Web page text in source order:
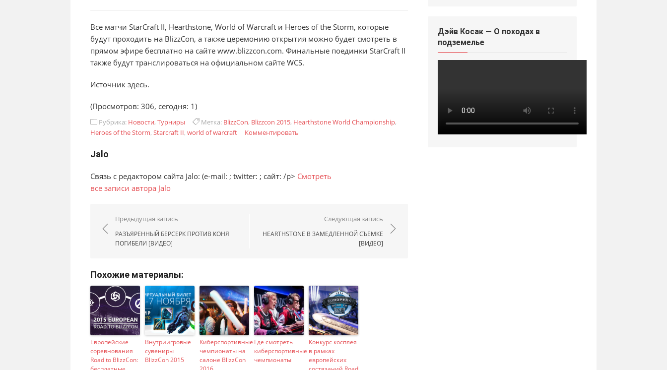
Все матчи StarCraft II, Hearthstone, World of Warcraft и Heroes of the Storm, которые
будут проходить на BlizzCon, а также церемонию открытия можно будет смотреть в
прямом эфире бесплатно на сайте www.blizzcon.com. Финальные поединки StarCraft II
также будут транслироваться на официальном сайте WCS.
Источник здесь.
(Просмотров: 306, сегодня: 1)
Рубрика: Новости, Турниры Метка: BlizzCon, Blizzcon 2015, Hearthstone World Championship,
Heroes of the Storm, Starcraft II, world of warcraft Комментировать
Jalo
Связь с редактором сайта Jalo: (e-mail: ; twitter: ; сайт: /p> Смотреть
все записи автора Jalo
Навигация по записям
Предыдущая запись
РАЗЪЯРЕННЫЙ БЕРСЕРК ПРОТИВ КОНЯ
ПОГИБЕЛИ [ВИДЕО]
Следующая запись
HEARTHSTONE В ЗАМЕДЛЕННОЙ СЪЕМКЕ
[ВИДЕО]
Похожие материалы:
Европейские
соревнования
Road to BlizzCon:
Внутриигровые
сувениры
BlizzCon 2015
Киберспортивные
чемпионаты на
салоне BlizzCon
Где смотреть
киберспортивные
чемпионаты
Конкурс косплея
в рамках
европейских
Дэйв Косак — О походах в
подземелье